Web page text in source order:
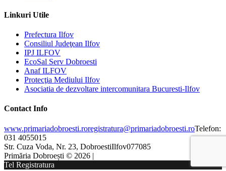
Linkuri Utile
Prefectura Ilfov
Consiliul Judeţean Ilfov
IPJ ILFOV
EcoSal Serv Dobroesti
Anaf ILFOV
Protecţia Mediului Ilfov
Asociatia de dezvoltare intercomunitara Bucuresti-Ilfov
Contact Info
www.primariadobroesti.roregistratura@primariadobroesti.roTelefon:
031 4055015
Str. Cuza Voda, Nr. 23, DobroestiIlfov077085
Primăria Dobroești © 2026 |
Tel Registratura